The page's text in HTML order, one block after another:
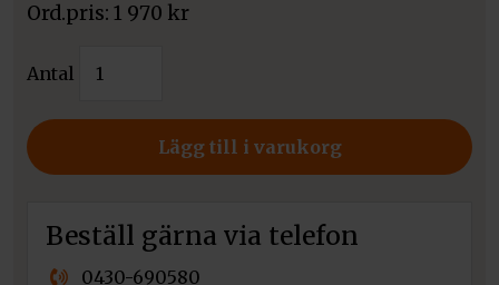
1 970 kr
Antal
rörpaket
mängd
Lägg till i varukorg
Beställ gärna via telefon
0430-690580